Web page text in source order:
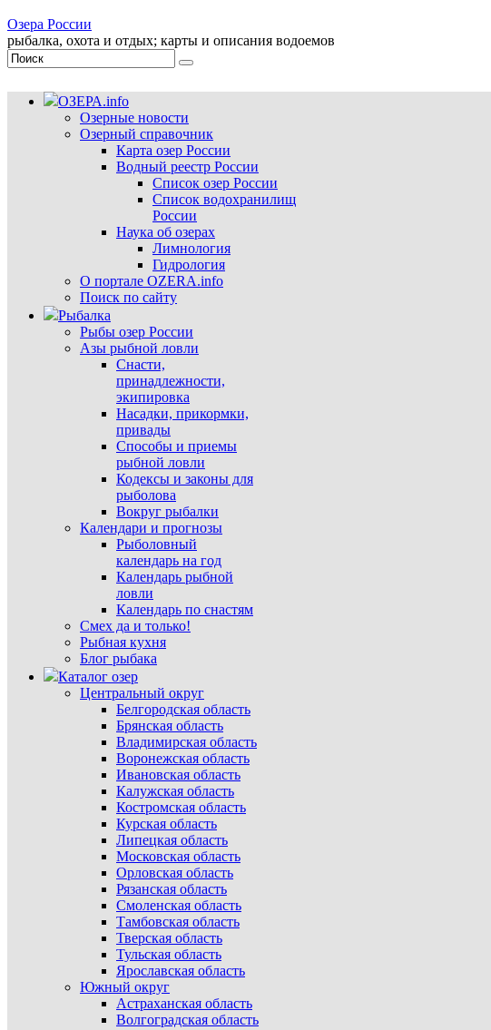
Озера России
рыбалка, охота и отдых; карты и описания водоемов
ОЗЕРА.info
Озерные новости
Озерный справочник
Карта озер России
Водный реестр России
Список озер России
Список водохранилищ
России
Наука об озерах
Лимнология
Гидрология
О портале OZERA.info
Поиск по сайту
Рыбалка
Рыбы озер России
Азы рыбной ловли
Снасти,
принадлежности,
экипировка
Насадки, прикормки,
привады
Способы и приемы
рыбной ловли
Кодексы и законы для
рыболова
Вокруг рыбалки
Календари и прогнозы
Рыболовный
календарь на год
Календарь рыбной
ловли
Календарь по снастям
Смех да и только!
Рыбная кухня
Блог рыбака
Каталог озер
Центральный округ
Белгородская область
Брянская область
Владимирская область
Воронежская область
Ивановская область
Калужская область
Костромская область
Курская область
Липецкая область
Московская область
Орловская область
Рязанская область
Смоленская область
Тамбовская область
Тверская область
Тульская область
Ярославская область
Южный округ
Астраханская область
Волгоградская область